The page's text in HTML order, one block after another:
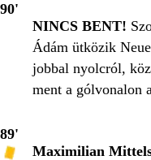
90'
NINCS BENT!
Ádám ütközik
jobbal nyolcról,
ment a gólvonalon
89'
Maximilian